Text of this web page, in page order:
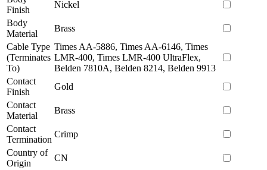
Finish
Nickel
Body
Material
Brass
Cable Type
(Terminates
To)
Times AA-5886, Times AA-6146, Times
LMR-400, Times LMR-400 UltraFlex,
Belden 7810A, Belden 8214, Belden 9913
Contact
Finish
Gold
Contact
Material
Brass
Contact
Termination
Crimp
Country of
Origin
CN